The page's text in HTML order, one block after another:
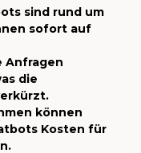
sind rund um
sofort auf
Anfragen
die
können
Kosten für